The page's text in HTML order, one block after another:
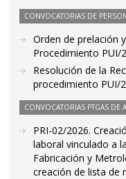
CONVOCATORIAS DE
Orden de prelación
Procedimiento PUI/
Resolución de la
procedimiento PUI/
CONVOCATORIAS PTGAS DE
PRI-02/2026.
laboral vinculado a
Fabricación y
creación de lista de